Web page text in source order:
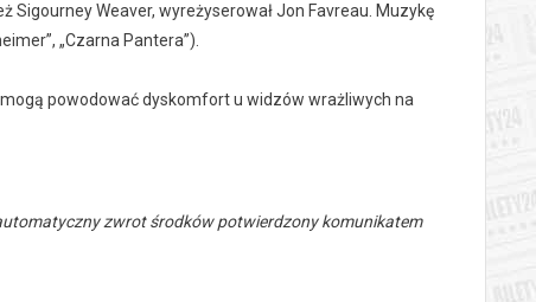
Sigourney Weaver, wyreżyserował Jon Favreau. Muzykę
„Czarna Pantera”).
powodować dyskomfort u widzów wrażliwych na
zwrot środków potwierdzony komunikatem